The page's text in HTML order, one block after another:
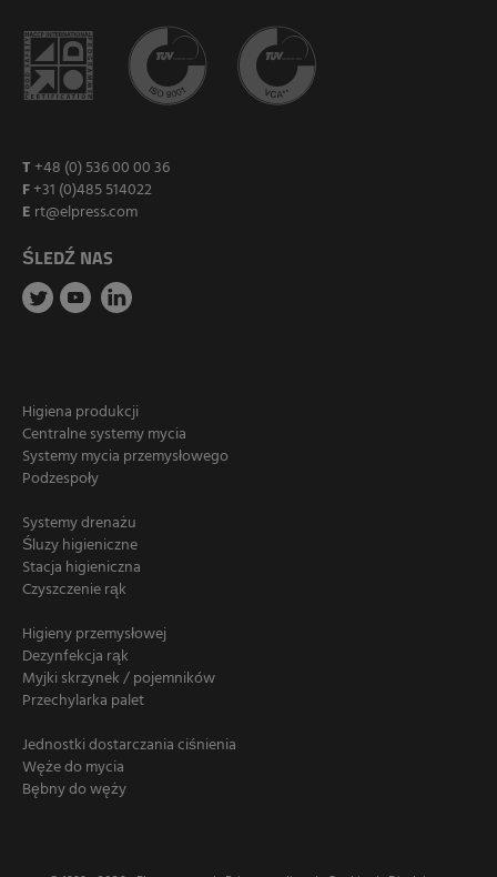
T +48 (0) 536 00 00 36
F+31 (0)485 514022
E rt@elpress.com
ŚLEDŹ NAS
Higiena produkcji
Centralne systemy mycia
Systemy mycia przemysłowego
Podzespoły
Systemy drenażu
Śluzy higieniczne
Stacja higieniczna
Czyszczenie rąk
Higieny przemysłowej
Dezynfekcja rąk
Myjki skrzynek / pojemników
Przechylarka palet
Jednostki dostarczania ciśnienia
Węże do mycia
Bębny do węży